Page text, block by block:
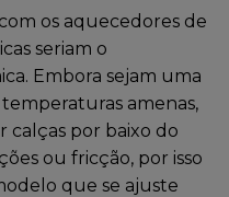
os aquecedores de
seriam o
Embora sejam uma
amenas,
calças por baixo do
ou fricção, por isso
que se ajuste